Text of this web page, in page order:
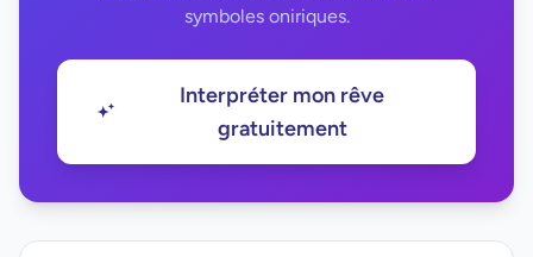
symboles oniriques.
Interpréter mon rêve
gratuitement